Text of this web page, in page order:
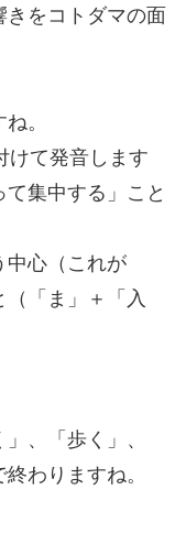
をコトダマの面
。
けて発音します
集中する」こと
中心（これが
（「ま」＋「入
、「歩く」、
わりますね。